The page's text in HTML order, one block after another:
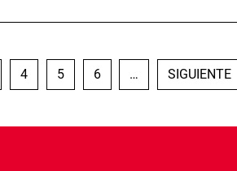
PÁGINA
4 PÁGINA
5 PÁGINA
6 … SIGUIENTE
SIGUIENTE